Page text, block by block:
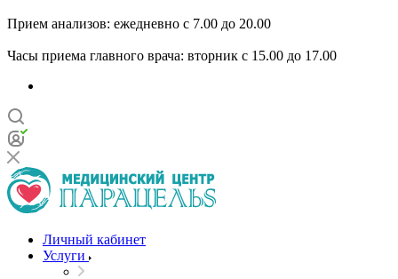
Прием анализов: ежедневно с 7.00 до 20.00
Часы приема главного врача: вторник с 15.00 до 17.00
Личный кабинет
Услуги